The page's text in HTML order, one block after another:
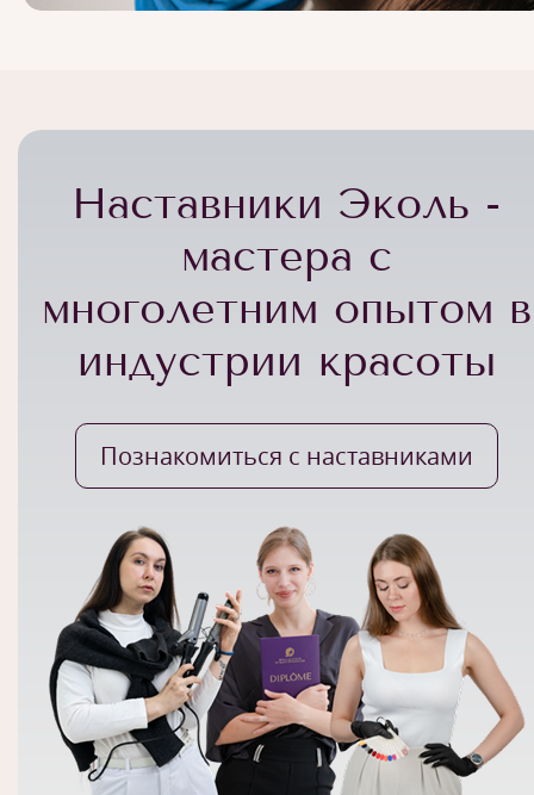
Наставники Эколь -
мастера с
многолетним опытом в
индустрии красоты
Познакомиться с наставниками